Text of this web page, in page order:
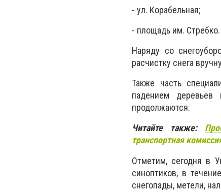
- ул. Корабельная;
- площадь им. Стребко.
Наряду со
расчистку снега
Также часть
падением
продолжаются.
Читайте также:
транспортная
Отметим, сегодня в
синоптиков, в
снегопады, метели,